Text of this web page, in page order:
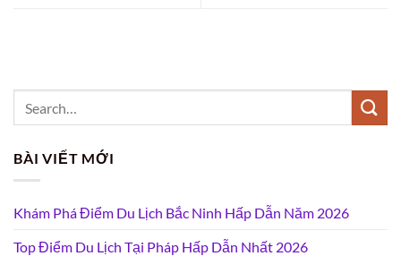
BÀI VIẾT MỚI
Khám Phá Điểm Du Lịch Bắc Ninh Hấp Dẫn Năm 2026
Top Điểm Du Lịch Tại Pháp Hấp Dẫn Nhất 2026